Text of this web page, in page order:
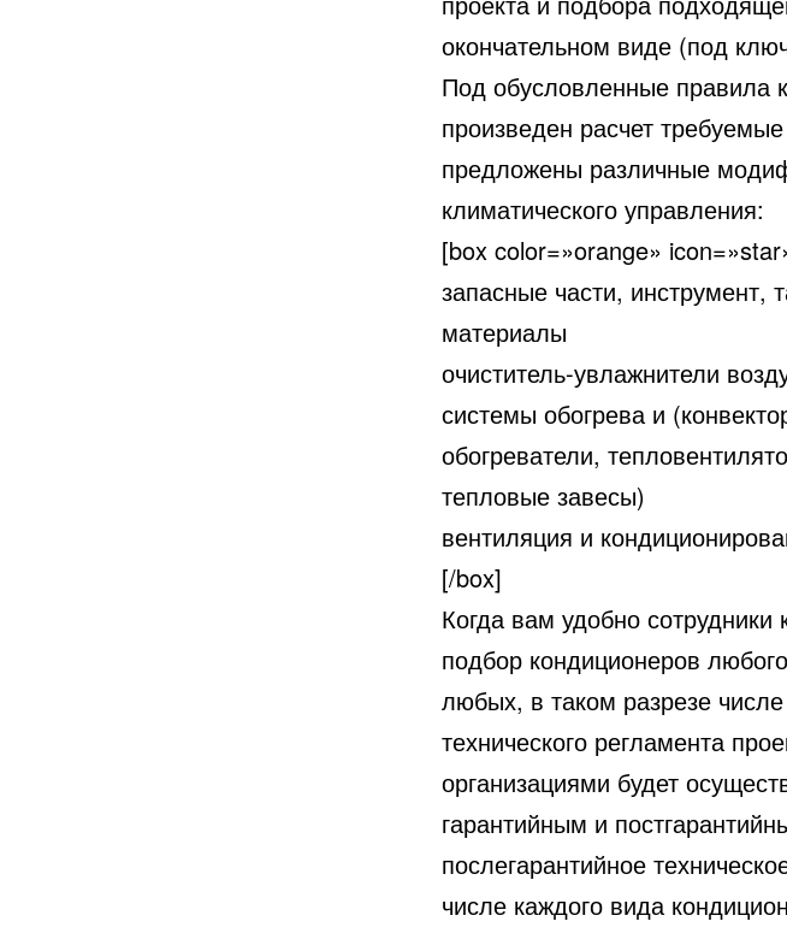
окончательном виде (под
Под обусловленные правила
произведен расчет
предложены различные
климатического управления:
[box color=»orange»
запасные части,
материалы
очиститель-увлажнители
системы обогрева и
обогреватели,
тепловые завесы)
вентиляция и
[/box]
Когда вам удобно сотрудники
подбор кондиционеров
любых, в таком разрезе
технического регламента
организациями будет
гарантийным и
послегарантийное
числе каждого вида